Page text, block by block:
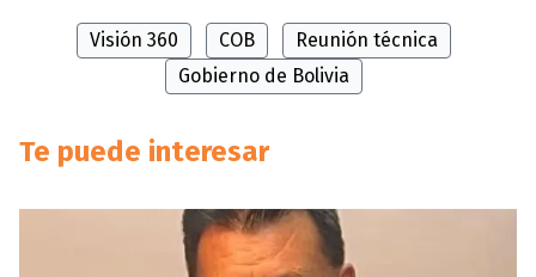
Visión 360 COB
Reunión técnica
Gobierno de Bolivia
Te puede interesar